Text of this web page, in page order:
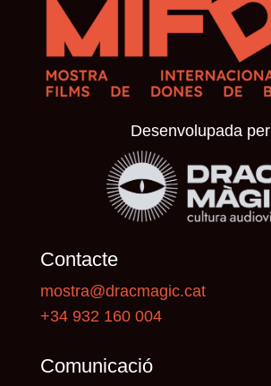
Desenvolupada per
Contacte
mostra@dracmagic.cat
+34 932 160 004
Comunicació